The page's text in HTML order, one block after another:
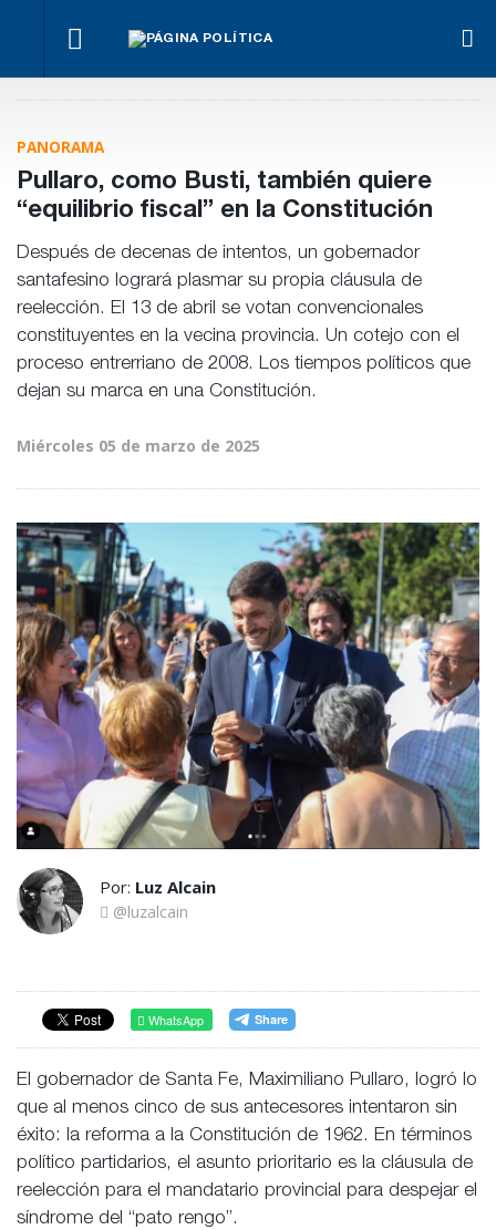
Benegas
Lynch se
recinto
Paraná,
Privada
convocó
destacó
déficit en
la OSER
PANORAMA
Pullaro, como Busti, también quiere
“equilibrio fiscal” en la Constitución
Después de decenas de intentos, un gobernador
santafesino logrará plasmar su propia cláusula de
reelección. El 13 de abril se votan convencionales
constituyentes en la vecina provincia. Un cotejo con el
proceso entrerriano de 2008. Los tiempos políticos que
dejan su marca en una Constitución.
Miércoles 05 de marzo de 2025
Por: Luz Alcain
@luzalcain
WhatsApp
El gobernador de Santa Fe, Maximiliano Pullaro, logró lo
que al menos cinco de sus antecesores intentaron sin
éxito: la reforma a la Constitución de 1962. En términos
político partidarios, el asunto prioritario es la cláusula de
reelección para el mandatario provincial para despejar el
síndrome del “pato rengo”.